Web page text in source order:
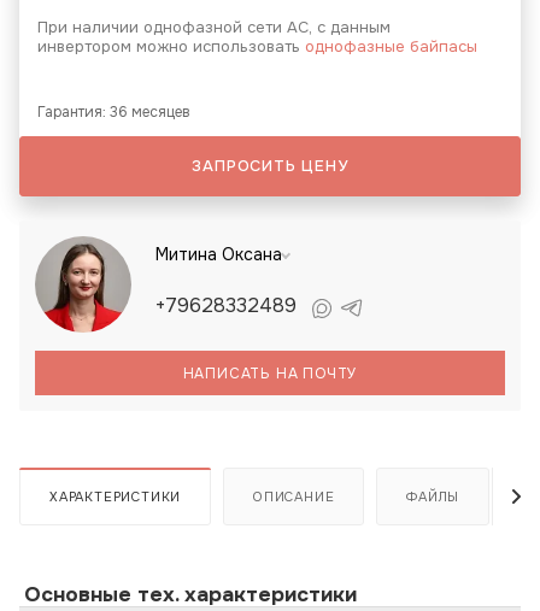
При наличии однофазной сети АС, с данным
инвертором можно использовать однофазные байпасы
Гарантия: 36 месяцев
ЗАПРОСИТЬ ЦЕНУ
Митина Оксана
+79628332489
НАПИСАТЬ НА ПОЧТУ
ХАРАКТЕРИСТИКИ ОПИСАНИЕ ФАЙЛЫ
Основные тех. характеристики